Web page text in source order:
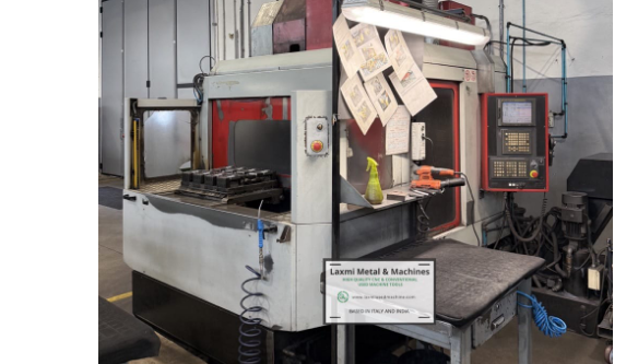
Premi invio per cercare o ESC per chiudere